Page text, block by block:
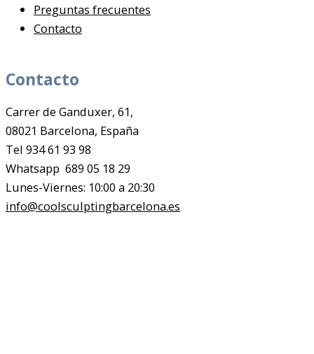
Preguntas frecuentes
Contacto
Contacto
Carrer de Ganduxer, 61,
08021 Barcelona, España
Tel 934 61 93 98
Whatsapp 689 05 18 29
Lunes-Viernes: 10:00 a 20:30
info@coolsculptingbarcelona.es